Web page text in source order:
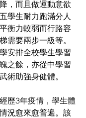
，而且做運動意欲
學生耐力跑滿分人
衡力較弱而行路容
需要兩步一級等。
安排全校學生學習
之餘，亦從中學習
術助強身健體。
歷3年疫情，學生體
況愈來愈普遍。該